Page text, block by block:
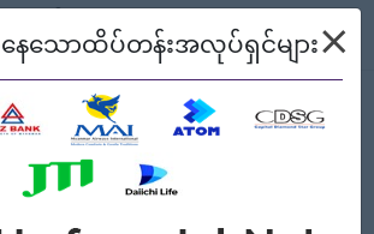
ါ။
စစ်ရန် စဉ်၍ကြည့်မည်
Myanmar
သောထိပ်တန်းအလုပ်ရှင်များ×